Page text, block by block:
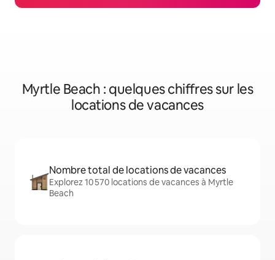
Myrtle Beach : quelques chiffres sur les
locations de vacances
Nombre total de locations de vacances
Explorez 10 570 locations de vacances à Myrtle
Beach